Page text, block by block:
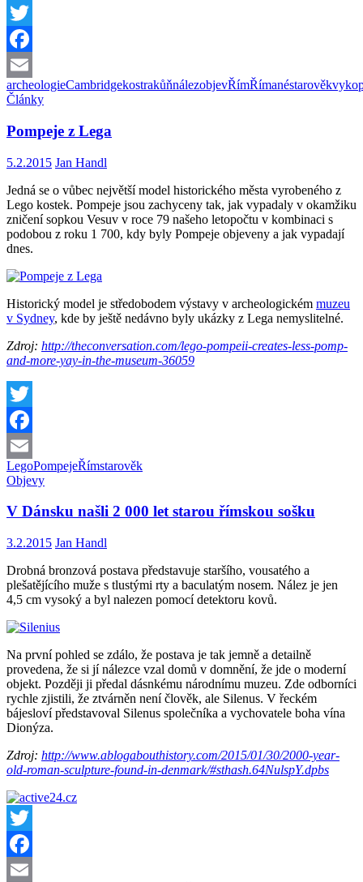
Twitter
Facebook
Email
archeologieCambridgekostrakůňnálezobjevŘímŘímanéstarověk
Články
Pompeje z Lega
5.2.2015 Jan Handl
Jedná se o vůbec největší model historického města vyrobeného z
Lego kostek. Pompeje jsou zachyceny tak, jak vypadaly v okamžiku
zničení sopkou Vesuv v roce 79 našeho letopočtu v kombinaci s
podobou z roku 1 700, kdy byly Pompeje objeveny a jak vypadají
dnes.
Historický model je středobodem výstavy v archeologickém muzeu
v Sydney, kde by ještě nedávno byly ukázky z Lega nemyslitelné.
Zdroj: http://theconversation.com/lego-pompeii-creates-less-pomp-
and-more-yay-in-the-museum-36059
Twitter
Facebook
Email
LegoPompejeŘímstarověk
Objevy
V Dánsku našli 2 000 let starou římskou sošku
3.2.2015 Jan Handl
Drobná bronzová postava představuje staršího, vousatého a
plešatějícího muže s tlustými rty a baculatým nosem. Nález je jen
4,5 cm vysoký a byl nalezen pomocí detektoru kovů.
Na první pohled se zdálo, že postava je tak jemně a detailně
provedena, že si jínálezce vzal domů v domnění, že jde o moderní
objekt. Později ji předal dásnkému národnímu muzeu. Zde odborníci
rychle zjistili, že ztvárněn není člověk, ale Silenus. V řeckém
bájesloví představoval Silenus společníka a vychovatele boha vína
Dionýza.
Zdroj: http://www.ablogabouthistory.com/2015/01/30/2000-year-
old-roman-sculpture-found-in-denmark/#sthash.64NulspY.dpbs
Twitter
Facebook